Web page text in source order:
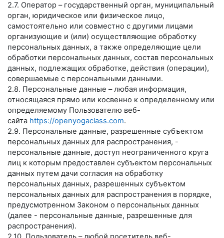
2.7. Оператор – государственный орган, муниципальный
орган, юридическое или физическое лицо,
самостоятельно или совместно с другими лицами
организующие и (или) осуществляющие обработку
персональных данных, а также определяющие цели
обработки персональных данных, состав персональных
данных, подлежащих обработке, действия (операции),
совершаемые с персональными данными.
2.8. Персональные данные – любая информация,
относящаяся прямо или косвенно к определенному или
определяемому Пользователю веб-
сайта https://openyogaclass.com.
2.9. Персональные данные, разрешенные субъектом
персональных данных для распространения, -
персональные данные, доступ неограниченного круга
лиц к которым предоставлен субъектом персональных
данных путем дачи согласия на обработку
персональных данных, разрешенных субъектом
персональных данных для распространения в порядке,
предусмотренном Законом о персональных данных
(далее - персональные данные, разрешенные для
распространения).